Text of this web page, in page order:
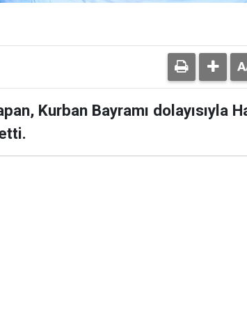
Kurban Bayramı dolayısıyla